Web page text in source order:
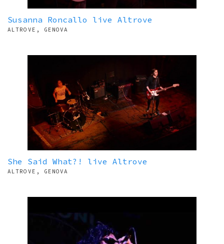
Susanna Roncallo live Altrove
ALTROVE, GENOVA
She Said What?! live Altrove
ALTROVE, GENOVA